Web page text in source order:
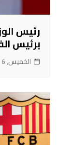
رئيس
برئيس
الخميس, 6 أغسطس 2026, 4:54